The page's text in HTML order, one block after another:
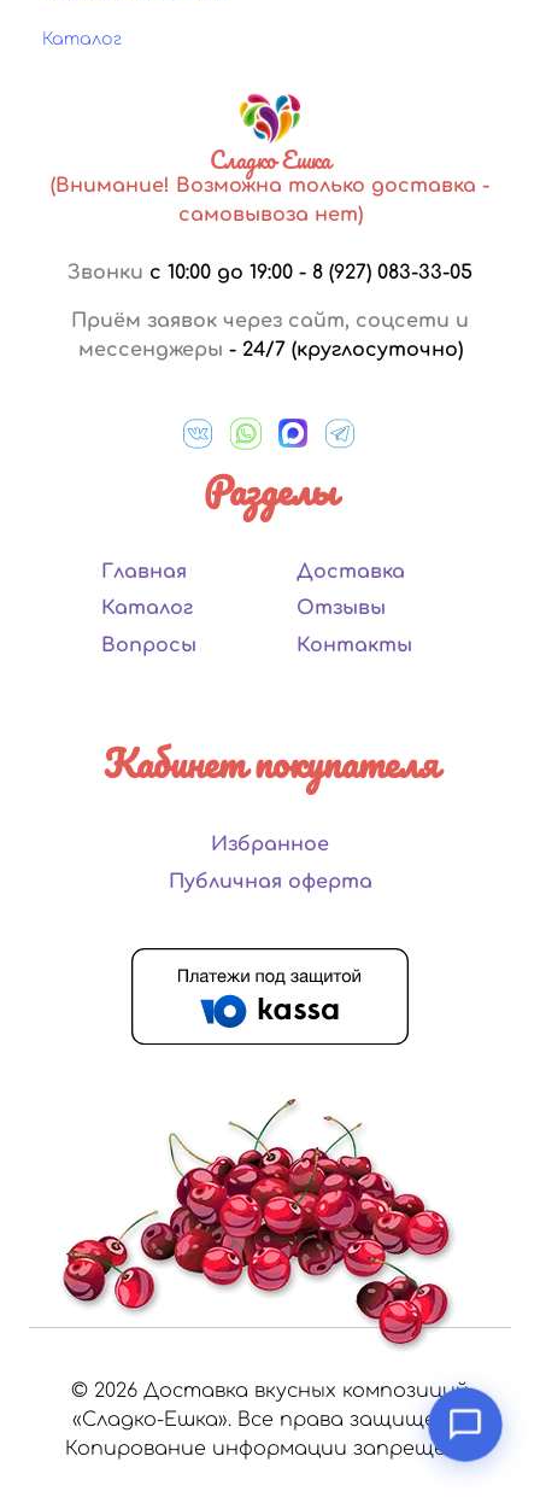
Каталог
Сладко Ешка
(Внимание! Возможна только доставка -
самовывоза нет)
Звонки с 10:00 до 19:00 - 8 (927) 083-33-05
Приём заявок через сайт, соцсети и
мессенджеры - 24/7 (круглосуточно)
Разделы
Главная
Каталог
Вопросы
Доставка
Отзывы
Контакты
Кабинет покупателя
Избранное
Публичная оферта
© 2026 Доставка вкусных композиций
«Сладко-Ешка». Все права защищены.
Копирование информации запрещено.